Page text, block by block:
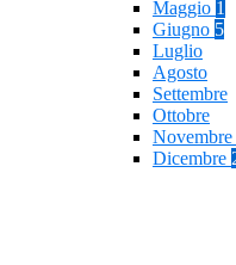
Maggio 1
Giugno 5
Luglio
Agosto
Settembre
Ottobre
Novembre
Dicembre